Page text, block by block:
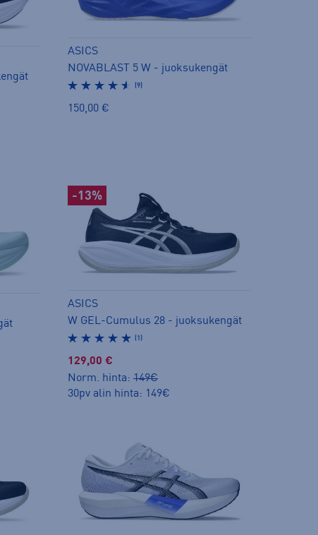
ASICS
NOVABLAST 5 W - juoksukengät
(9)
150,00 €
-13%
ASICS
W GEL-Cumulus 28 - juoksukengät
(1)
129,00 €
Norm. hinta: 149€
30pv alin hinta: 149€